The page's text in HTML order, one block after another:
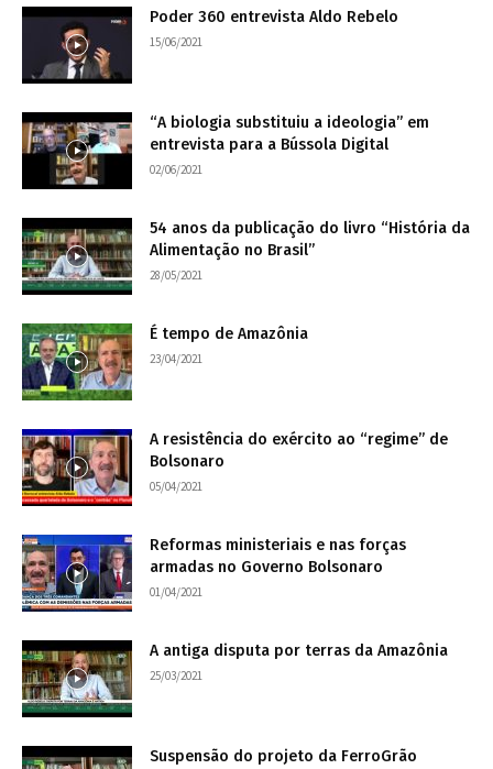
Poder 360 entrevista Aldo Rebelo
15/06/2021
“A biologia substituiu a ideologia” em
entrevista para a Bússola Digital
02/06/2021
54 anos da publicação do livro “História da
Alimentação no Brasil”
28/05/2021
É tempo de Amazônia
23/04/2021
A resistência do exército ao “regime” de
Bolsonaro
05/04/2021
Reformas ministeriais e nas forças
armadas no Governo Bolsonaro
01/04/2021
A antiga disputa por terras da Amazônia
25/03/2021
Suspensão do projeto da FerroGrão